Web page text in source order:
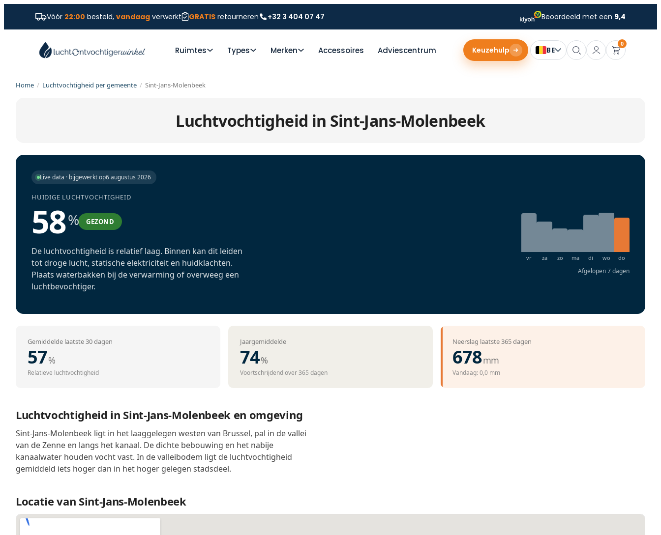
Vóór 22:00 besteld, vandaagverwerkt GRATISretourneren +32 3 404 07 47 Beoordeeld met een 9,4
Ruimtes Types Merken Accessoires Adviescentrum Keuzehulp BE
0
Home / Luchtvochtigheid per gemeente / Sint-Jans-Molenbeek
Luchtvochtigheid in Sint-Jans-Molenbeek
Live data · bijgewerkt op6 augustus 2026
HUIDIGE LUCHTVOCHTIGHEID
58% GEZOND
De luchtvochtigheid is relatief laag. Binnen kan dit leiden
tot droge lucht, statische elektriciteit en huidklachten.
Plaats waterbakken bij de verwarming of overweeg een
luchtbevochtiger.
Afgelopen 7 dagen
Gemiddelde laatste 30 dagen
57%
Relatieve luchtvochtigheid
Jaargemiddelde
74%
Voortschrijdend over 365 dagen
Neerslag laatste 365 dagen
678mm
Vandaag: 0,0 mm
Luchtvochtigheid in Sint-Jans-Molenbeek en omgeving
Sint-Jans-Molenbeek ligt in het laaggelegen westen van Brussel, pal in de vallei
van de Zenne en langs het kanaal. De dichte bebouwing en het nabije
kanaalwater houden vocht vast. In de valleibodem ligt de luchtvochtigheid
gemiddeld iets hoger dan in het hoger gelegen stadsdeel.
Locatie van Sint-Jans-Molenbeek